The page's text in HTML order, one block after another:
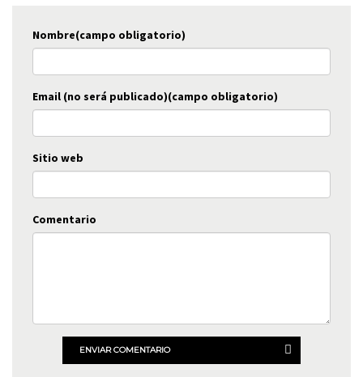
Nombre(campo obligatorio)
Email (no será publicado)(campo obligatorio)
Sitio web
Comentario
ENVIAR COMENTARIO